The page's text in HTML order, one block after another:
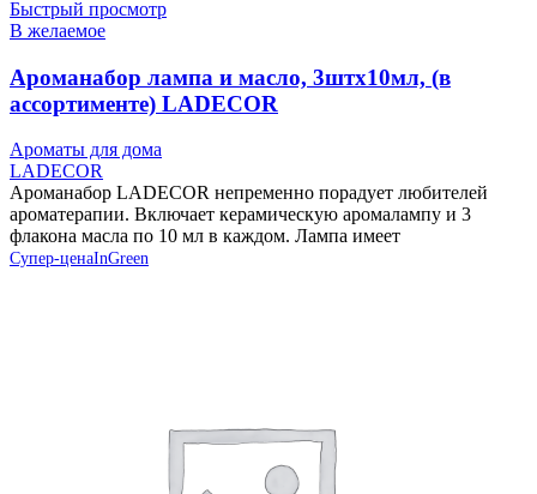
Быстрый просмотр
В желаемое
Ароманабор лампа и масло, 3штx10мл, (в
ассортименте) LADECOR
Ароматы для дома
LADECOR
Ароманабор LADECOR непременно порадует любителей
ароматерапии. Включает керамическую аромалампу и 3
флакона масла по 10 мл в каждом. Лампа имеет
Супер-ценаInGreen